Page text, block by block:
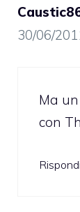
30/06/
Ma
con
Rispondi